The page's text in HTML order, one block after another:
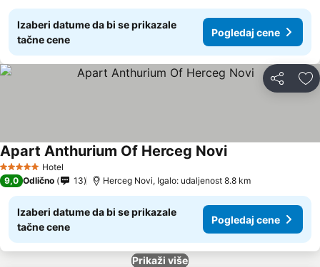
Izaberi datume da bi se prikazale
tačne cene
Pogledaj cene
Deli
5 ZvezdiceHotel
Apart Anthurium Of Herceg Novi
9,0 Odlično 13 Herceg Novi, Igalo: udaljenost 8.8 km
Izaberi datume da bi se prikazale
tačne cene
Pogledaj cene
Prikaži više